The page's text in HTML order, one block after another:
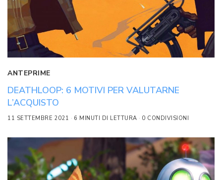
ANTEPRIME
DEATHLOOP: 6 MOTIVI PER VALUTARNE
L’ACQUISTO
11 SETTEMBRE 2021 6 MINUTI DI LETTURA 0 CONDIVISIONI